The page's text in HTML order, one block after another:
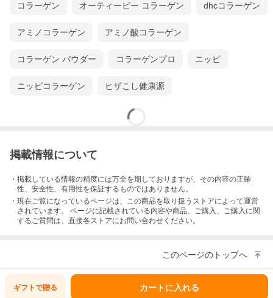
コラーゲン オーティービー コラーゲン dhcコラーゲン
アミノコラーゲン アミノ酸コラーゲン
コラーゲン パウダー コラーゲンプロ ニッピ
ニッピコラーゲン ヒザこし健康源
掲載情報について
・掲載している情報の精度には万全を期しておりますが、その内容の正確
性、安全性、有用性を保証するものではありません。
・現在ご覧になっているページは、この商品を取り扱うストアによって運営
されています。 ページに記載されている内容や商品、ご購入 、ご購入に関
するご質問は、直接各ストアにお問い合わせください。
このページのトップへ
ギフトで贈る カートに入れる